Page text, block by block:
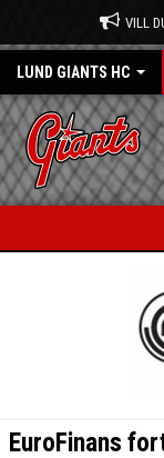
VILL
LUND GIANTS HC
EuroFinans